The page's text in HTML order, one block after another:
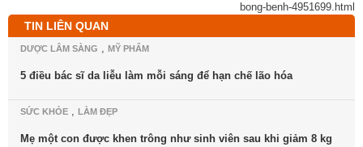
bong-benh-4951699.html
TIN LIÊN QUAN
DƯỢC LÂM SÀNG , MỸ PHẨM
5 điều bác sĩ da liễu làm mỗi sáng để hạn chế lão hóa
SỨC KHỎE , LÀM ĐẸP
Mẹ một con được khen trông như sinh viên sau khi giảm 8 kg